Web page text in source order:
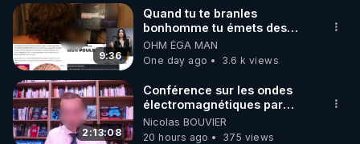
9:36
Quand tu te branles
bonhomme tu émets des
ondes ils ont juste omis de
t'expliquer
OHM ÉGA MAN
One day ago
3.6 k views
2:13:08
Conférence sur les ondes
électromagnétiques par
Grégoire Caustru et Bart de
Wever !
Nicolas BOUVIER
20 hours ago
375 views